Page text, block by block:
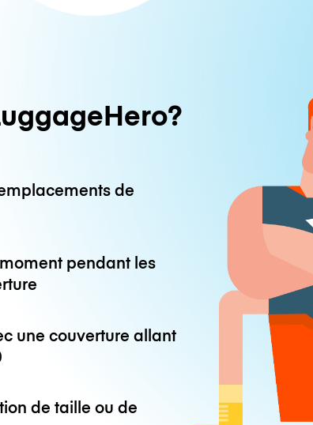
de
pendant les
une couverture allant
de taille ou de